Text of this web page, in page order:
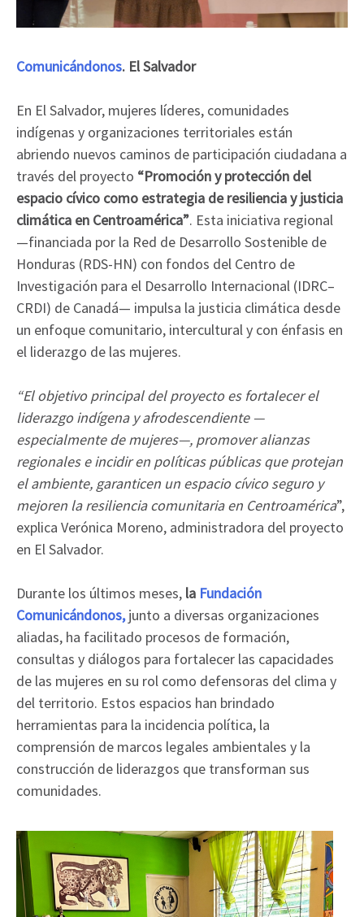
Comunicándonos. El Salvador
En El Salvador, mujeres líderes, comunidades
indígenas y organizaciones territoriales están
abriendo nuevos caminos de participación ciudadana a
través del proyecto “Promoción y protección del
espacio cívico como estrategia de resiliencia y justicia
climática en Centroamérica”. Esta iniciativa regional
—financiada por la Red de Desarrollo Sostenible de
Honduras (RDS-HN) con fondos del Centro de
Investigación para el Desarrollo Internacional (IDRC–
CRDI) de Canadá— impulsa la justicia climática desde
un enfoque comunitario, intercultural y con énfasis en
el liderazgo de las mujeres.
“El objetivo principal del proyecto es fortalecer el
liderazgo indígena y afrodescendiente —
especialmente de mujeres—, promover alianzas
regionales e incidir en políticas públicas que protejan
el ambiente, garanticen un espacio cívico seguro y
mejoren la resiliencia comunitaria en Centroamérica”,
explica Verónica Moreno, administradora del proyecto
en El Salvador.
Durante los últimos meses, la Fundación
Comunicándonos,junto a diversas organizaciones
aliadas, ha facilitado procesos de formación,
consultas y diálogos para fortalecer las capacidades
de las mujeres en su rol como defensoras del clima y
del territorio. Estos espacios han brindado
herramientas para la incidencia política, la
comprensión de marcos legales ambientales y la
construcción de liderazgos que transforman sus
comunidades.